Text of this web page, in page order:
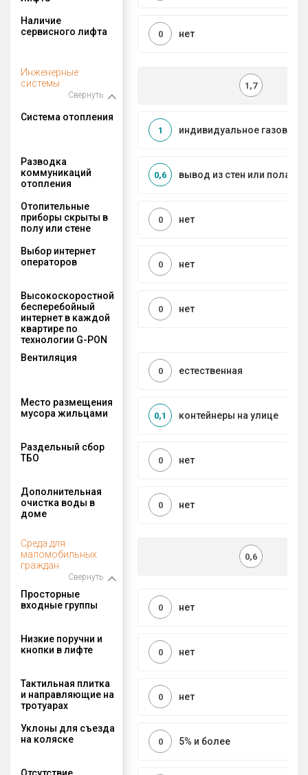
Наличие
сервисного лифта
нет
0
Инженерные
системы
Свернуть
1,7
Система отопления
индивидуальное газовое
1
Разводка
коммуникаций
отопления
вывод из стен или пола
0,6
Отопительные
приборы скрыты в
полу или стене
нет
0
Выбор интернет
операторов
нет
0
Высокоскоростной
бесперебойный
интернет в каждой
квартире по
технологии G-PON
нет
0
Вентиляция
естественная
0
Место размещения
мусора жильцами
контейнеры на улице
0,1
Раздельный сбор
ТБО
нет
0
Дополнительная
очистка воды в
доме
нет
0
Среда для
маломобильных
граждан
Свернуть
0,6
Просторные
входные группы
нет
0
Низкие поручни и
кнопки в лифте
нет
0
Тактильная плитка
и направляющие на
тротуарах
нет
0
Уклоны для съезда
на коляске
5% и более
0
Отсутствие